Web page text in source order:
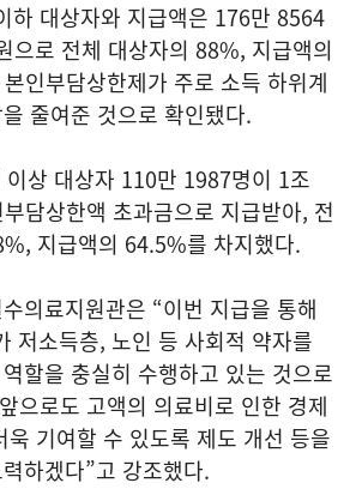
하 대상자와 지급액은 176만 8564
으로 전체 대상자의 88%, 지급액의
인부담상한제가 주로 소득 하위계
줄여준 것으로 확인됐다.
상 대상자 110만 1987명이 1조
담상한액 초과금으로 지급받아, 전
지급액의 64.5%를 차지했다.
의료지원관은 “이번 지급을 통해
저소득층, 노인 등 사회적 약자를
할을 충실히 수행하고 있는 것으로
으로도 고액의 의료비로 인한 경제
욱 기여할 수 있도록 제도 개선 등을
하겠다”고 강조했다.